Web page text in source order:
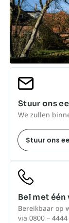
Stuur ons
We zullen
Stuur ons
Bel met
Bereikbaar op
via 0800 – 4444